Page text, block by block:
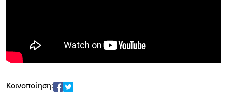
Κοινοποίηση: